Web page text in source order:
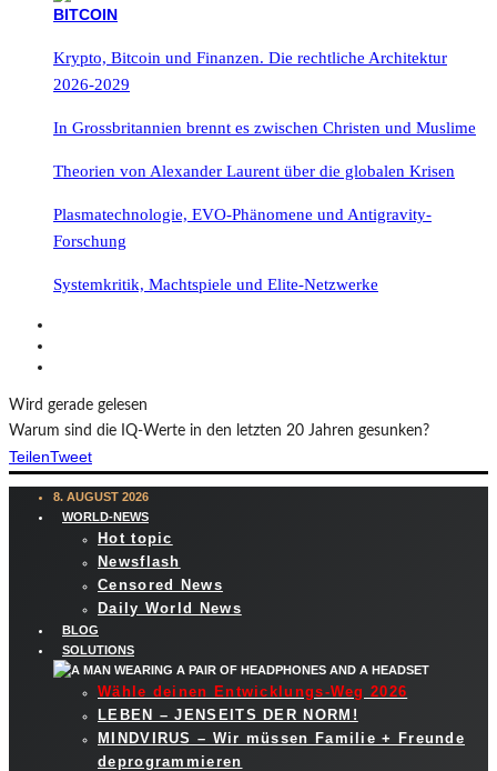
Krypto, Bitcoin und Finanzen. Die rechtliche Architektur
2026-2029
In Grossbritannien brennt es zwischen Christen und Muslime
Theorien von Alexander Laurent über die globalen Krisen
Plasmatechnologie, EVO-Phänomene und Antigravity-
Forschung
Systemkritik, Machtspiele und Elite-Netzwerke
Wird gerade gelesen
Warum sind die IQ-Werte in den letzten 20 Jahren gesunken?
TeilenTweet
8. AUGUST 2026
WORLD-NEWS
Hot topic
Newsflash
Censored News
Daily World News
BLOG
SOLUTIONS
Wähle deinen Entwicklungs-Weg 2026
LEBEN – JENSEITS DER NORM!
MINDVIRUS – Wir müssen Familie + Freunde
deprogrammieren